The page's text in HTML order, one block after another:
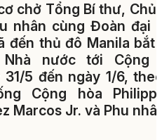
chở Tổng Bí thư, Chủ
nhân cùng Đoàn đại
đến thủ đô Manila bắt
nước tới Cộng
5 đến ngày 1/6,
Cộng hòa
Marcos Jr. và Phu